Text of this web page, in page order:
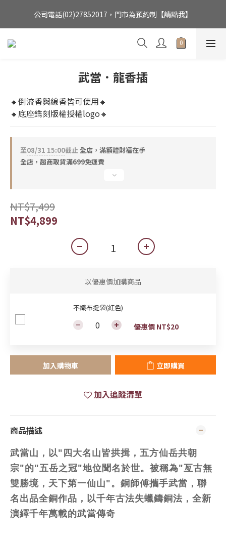
公司電話(02)27852017，門市為預約制【請點我】
公司電話(02)27852017，門市為預約制【請點我】
商務送禮、佛像收藏、居家擺設一次找到，最新會員優惠制度【請
銅工藝成為您的居家美飾
公司電話(02)27852017，門市為預約制【請點我】
武當．龍香插
🔸倒流香與線香皆可使用🔸
🔸底座鐫刻版權授權logo🔸
至08/31 15:00截止全店，滿額贈財福在手
全店，超商取貨滿699免運費
NT$7,499
NT$4,899
以優惠價加購商品
不織布提袋(紅色)
優惠價 NT$20
加入購物車 立即購買
加入追蹤清單
商品描述
武當山，以"四大名山皆拱揖，五方仙岳共朝
宗"的"五岳之冠"地位聞名於世。被稱為"亙古無
雙勝境，天下第一仙山"。銅師傅攜手武當，聯
名出品全銅作品，以千年古法失蠟鑄銅法，全新
演繹千年萬載的武當傳奇